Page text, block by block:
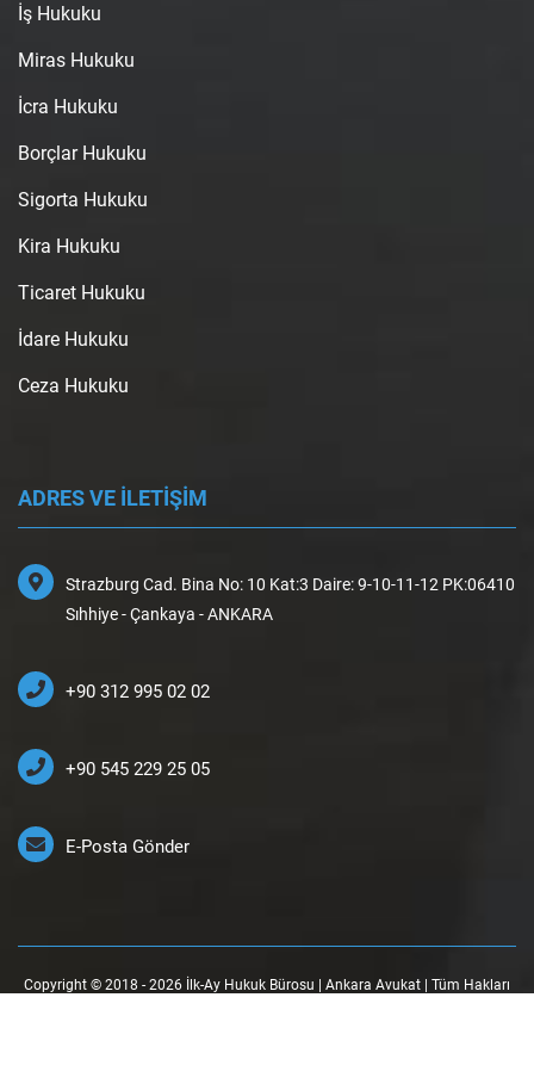
İş Hukuku
Miras Hukuku
İcra Hukuku
Borçlar Hukuku
Sigorta Hukuku
Kira Hukuku
Ticaret Hukuku
İdare Hukuku
Ceza Hukuku
ADRES VE İLETİŞİM
Strazburg Cad. Bina No: 10 Kat:3 Daire: 9-10-11-12 PK:06410
Sıhhiye - Çankaya - ANKARA
+90 312 995 02 02
+90 545 229 25 05
E-Posta Gönder
Copyright © 2018 - 2026 İlk-Ay Hukuk Bürosu | Ankara Avukat | Tüm Hakları